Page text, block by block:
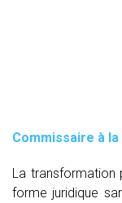
Commissaire à
La transformation
forme juridique